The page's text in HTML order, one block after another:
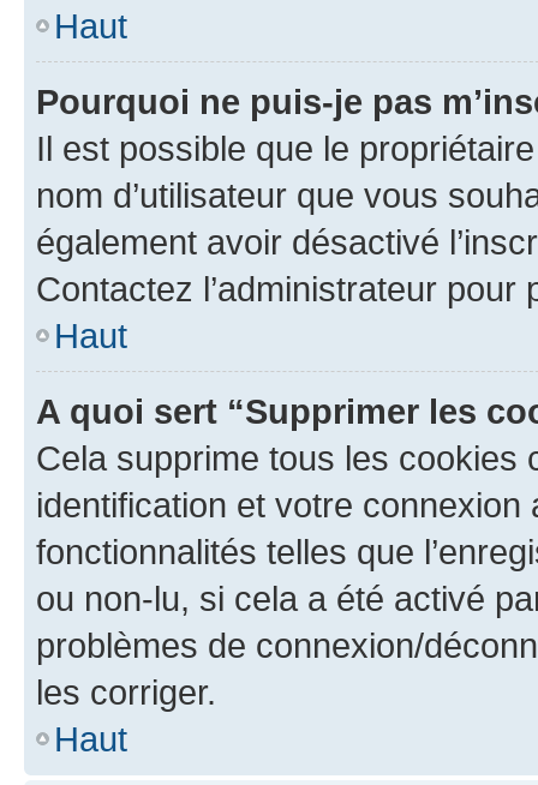
Haut
Pourquoi ne puis-je pas
Il est possible que le
nom d’utilisateur que vous
également avoir désactivé
Contactez l’administrateur
Haut
A quoi sert “Supprimer les
Cela supprime tous les cookies
identification et votre
fonctionnalités telles que
ou non-lu, si cela a été activé
problèmes de connexion/
les corriger.
Haut